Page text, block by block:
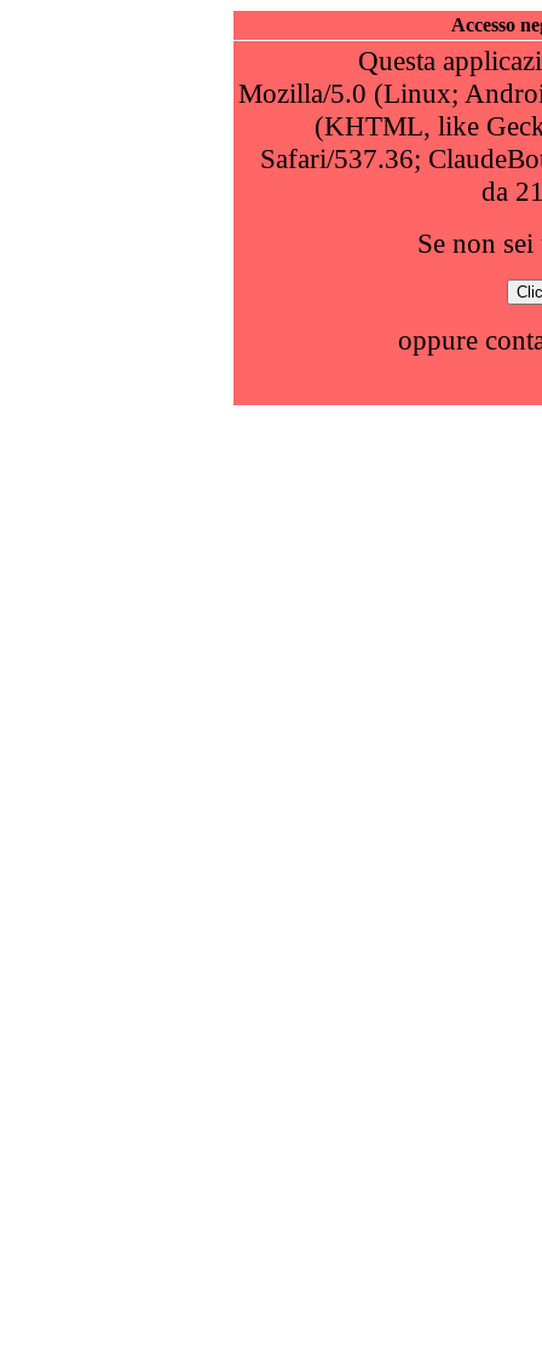
Accesso
Questa
Mozilla/5.0 (Linux;
(KHTML, like
Safari/537.36;
da
Se non
oppure